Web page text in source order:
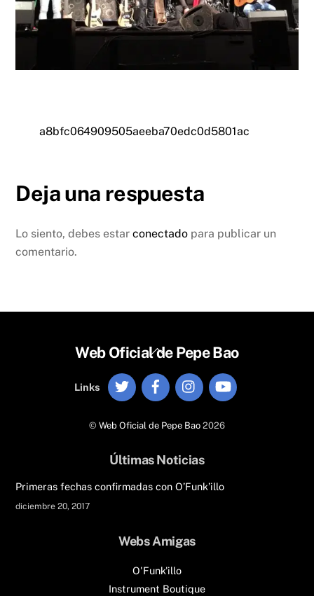
a8bfc064909505aeeba70edc0d5801ac
Deja una respuesta
Lo siento, debes estarconectado para publicar un
comentario.
Back
Top
Web Oficial de Pepe Bao
Links
Twitter FacebookInstagram
© Web Oficial de Pepe Bao 2026
Últimas Noticias
Primeras fechas confirmadas con O’Funk’illo
diciembre 20, 2017
Webs Amigas
O'Funk'illo
Instrument Boutique